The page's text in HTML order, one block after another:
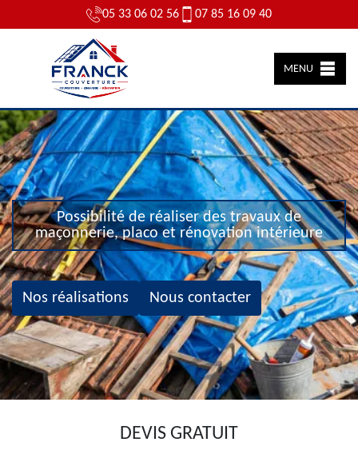
05 33 06 02 56 07 85 16 09 40
MENU
Possibilité de réaliser des travaux de
maçonnerie, placo et rénovation intérieure
Nos réalisations Nous contacter
DEVIS GRATUIT